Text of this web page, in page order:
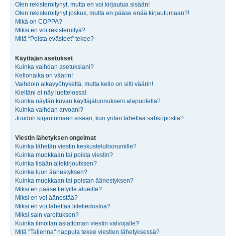
Olen rekisteröitynyt, mutta en voi kirjautua sisään!
Olen rekisteröitynyt joskus, mutta en pääse enää kirjautumaan?!
Mikä on COPPA?
Miksi en voi rekisteröityä?
Mitä “Poista evästeet” tekee?
Käyttäjän asetukset
Kuinka vaihdan asetuksiani?
Kellonaika on väärin!
Vaihdoin aikavyöhykettä, mutta kello on silti väärin!
Kieltäni ei näy luettelossa!
Kuinka näytän kuvan käyttäjätunnukseni alapuolella?
Kuinka vaihdan arvoani?
Joudun kirjautumaan sisään, kun yritän lähettää sähköpostia?
Viestin lähetyksen ongelmat
Kuinka lähetän viestin keskustelufoorumille?
Kuinka muokkaan tai poista viestin?
Kuinka lisään allekirjoutksen?
Kuinka luon äänestyksen?
Kuinka muokkaan tai poistan äänestyksen?
Miksi en pääse tietyille alueille?
Miksi en voi äänestää?
Miksi en voi lähettää liitetiedostoa?
Miksi sain varoituksen?
Kuinka ilmoitan asiattoman viestin valvojalle?
Mitä "Tallenna" nappula tekee viestien lähetyksessä?